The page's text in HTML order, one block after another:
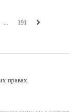
... 191
правах.